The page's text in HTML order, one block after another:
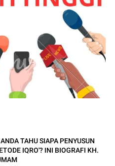
TAHU SIAPA PENYUSUN
IQRO'? INI BIOGRAFI KH.